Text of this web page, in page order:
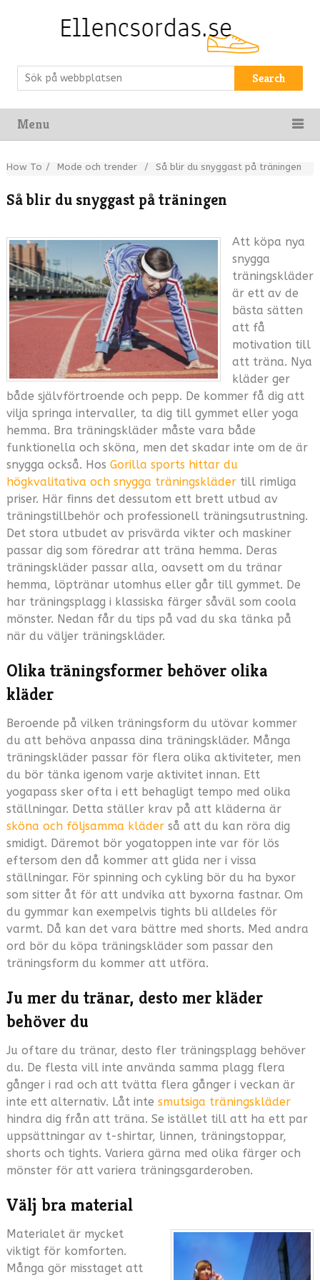
Search
Menu
How To / Mode och trender / Så blir du snyggast på träningen
Så blir du snyggast på träningen
Att köpa nya
snygga
träningskläder
är ett av de
bästa sätten
att få
motivation till
att träna. Nya
kläder ger
både självförtroende och pepp. De kommer få dig att
vilja springa intervaller, ta dig till gymmet eller yoga
hemma. Bra träningskläder måste vara både
funktionella och sköna, men det skadar inte om de är
snygga också. Hos Gorilla sports hittar du
högkvalitativa och snygga träningsklädertill rimliga
priser. Här finns det dessutom ett brett utbud av
träningstillbehör och professionell träningsutrustning.
Det stora utbudet av prisvärda vikter och maskiner
passar dig som föredrar att träna hemma. Deras
träningskläder passar alla, oavsett om du tränar
hemma, löptränar utomhus eller går till gymmet. De
har träningsplagg i klassiska färger såväl som coola
mönster. Nedan får du tips på vad du ska tänka på
när du väljer träningskläder.
Olika träningsformer behöver olika
kläder
Beroende på vilken träningsform du utövar kommer
du att behöva anpassa dina träningskläder. Många
träningskläder passar för flera olika aktiviteter, men
du bör tänka igenom varje aktivitet innan. Ett
yogapass sker ofta i ett behagligt tempo med olika
ställningar. Detta ställer krav på att kläderna är
sköna och följsamma kläderså att du kan röra dig
smidigt. Däremot bör yogatoppen inte var för lös
eftersom den då kommer att glida ner i vissa
ställningar. För spinning och cykling bör du ha byxor
som sitter åt för att undvika att byxorna fastnar. Om
du gymmar kan exempelvis tights bli alldeles för
varmt. Då kan det vara bättre med shorts. Med andra
ord bör du köpa träningskläder som passar den
träningsform du kommer att utföra.
Ju mer du tränar, desto mer kläder
behöver du
Ju oftare du tränar, desto fler träningsplagg behöver
du. De flesta vill inte använda samma plagg flera
gånger i rad och att tvätta flera gånger i veckan är
inte ett alternativ. Låt inte smutsiga träningskläder
hindra dig från att träna. Se istället till att ha ett par
uppsättningar av t-shirtar, linnen, träningstoppar,
shorts och tights. Variera gärna med olika färger och
mönster för att variera träningsgarderoben.
Välj bra material
Materialet är mycket
viktigt för komforten.
Många gör misstaget att